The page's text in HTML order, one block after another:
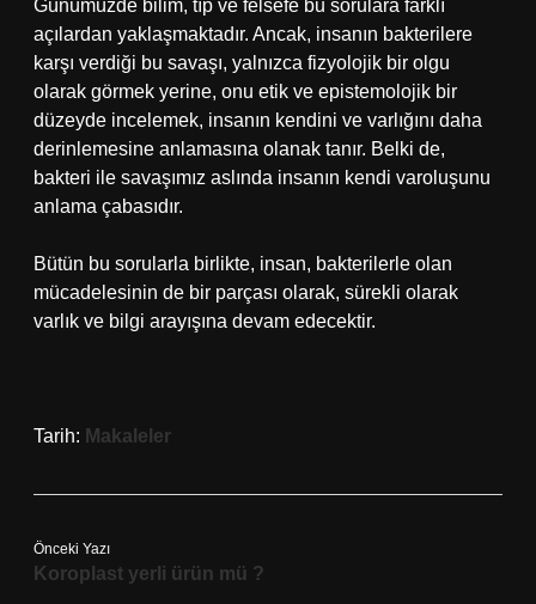
Günümüzde bilim, tıp ve felsefe bu sorulara farklı
açılardan yaklaşmaktadır. Ancak, insanın bakterilere
karşı verdiği bu savaşı, yalnızca fizyolojik bir olgu
olarak görmek yerine, onu etik ve epistemolojik bir
düzeyde incelemek, insanın kendini ve varlığını daha
derinlemesine anlamasına olanak tanır. Belki de,
bakteri ile savaşımız aslında insanın kendi varoluşunu
anlama çabasıdır.
Bütün bu sorularla birlikte, insan, bakterilerle olan
mücadelesinin de bir parçası olarak, sürekli olarak
varlık ve bilgi arayışına devam edecektir.
Tarih: Makaleler
Önceki Yazı
Koroplast yerli ürün mü ?